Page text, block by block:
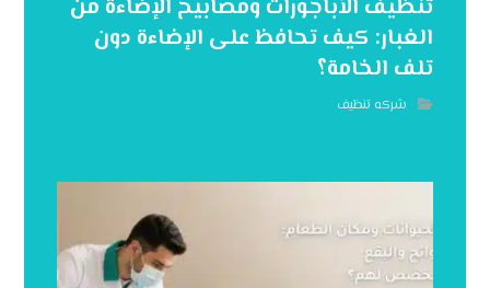
تنظيف الأباجورات ومصابيح الإضاءة من
الغبار: كيف تحافظ على الإضاءة دون
تلف الخامة؟
شركه تنظيف